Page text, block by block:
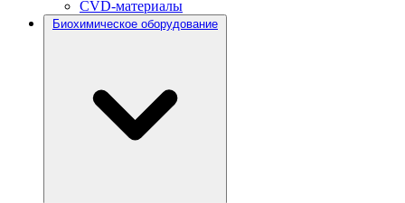
CVD-материалы
Биохимическое оборудование